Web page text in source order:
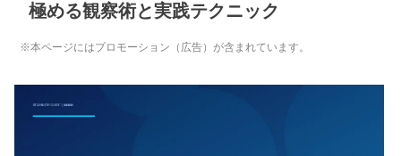
極める観察術と実践テクニック
※本ページにはプロモーション（広告）が含まれています。